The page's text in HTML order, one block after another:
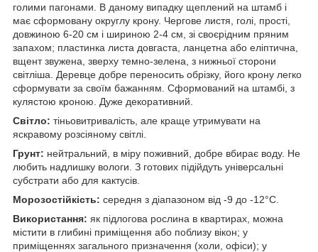
голими пагонами. В даному випадку щеплений на штамб і
має сформовану округлу крону. Чергове листя, голі, прості,
довжиною 6-20 см і шириною 2-4 см, зі своєрідним пряним
запахом; пластинка листа довгаста, ланцетна або еліптична,
вщент звужена, зверху темно-зелена, з нижньої сторони
світліша. Деревце добре переносить обрізку, його крону легко
сформувати за своїм бажанням. Сформований на штамбі, з
кулястою кроною. Дуже декоративний.
Світло: тіньовитривалість, але краще утримувати на
яскравому розсіяному світлі.
Грунт: нейтральний, в міру поживний, добре вбирає воду. Не
любить надлишку вологи. З готових підійдуть універсальні
субстрати або для кактусів.
Морозостійкість: середня з діапазоном від -9 до -12°С.
Використання: як підлогова рослина в квартирах, можна
містити в глибині приміщення або поблизу вікон; у
приміщеннях загального призначення (холи, офіси); у